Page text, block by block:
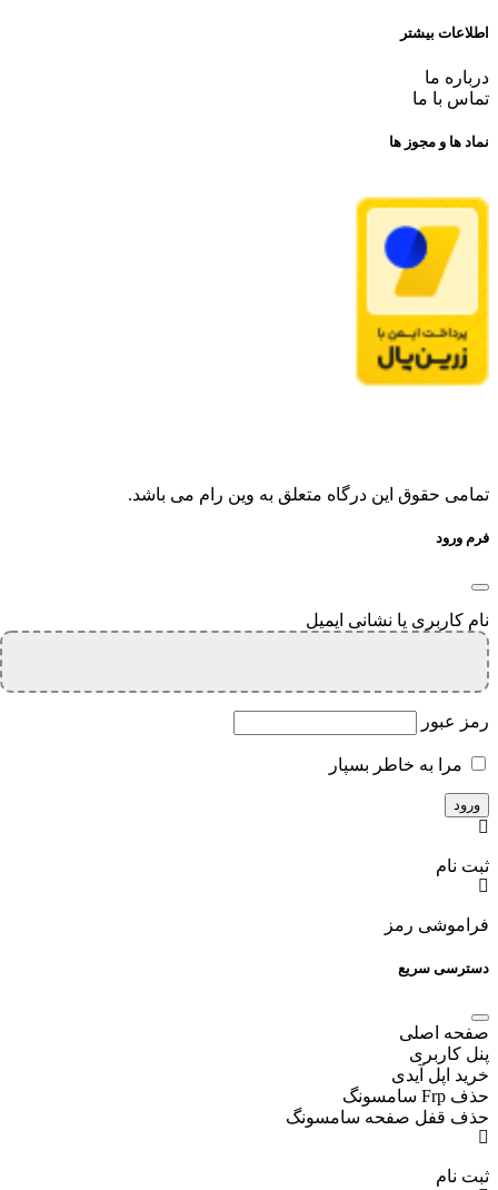
اطلاعات بیشتر
درباره ما
تماس با ما
نماد ها و مجوز ها
تمامی حقوق این درگاه متعلق به وین رام می باشد.
فرم ورود
نام کاربری یا نشانی ایمیل
رمز عبور
مرا به خاطر بسپار
ثبت نام
فراموشی رمز
دسترسی سریع
صفحه اصلی
پنل کاربری
خرید اپل آیدی
حذف Frp سامسونگ
حذف قفل صفحه سامسونگ
ثبت نام